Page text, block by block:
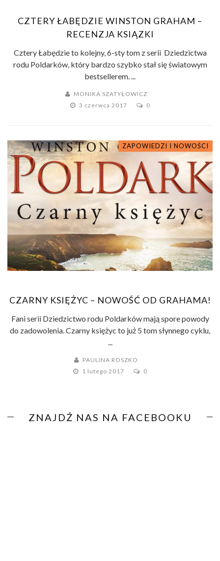
CZTERY ŁABĘDZIE WINSTON GRAHAM –
RECENZJA KSIĄZKI
Cztery Łabędzie to kolejny, 6-sty tom z serii Dziedzictwa
rodu Poldarków, który bardzo szybko stał się światowym
bestsellerem. ...
MONIKA SZATYŁOWICZ
3 czerwca 2017
0
ZAPOWIEDZI I NOWOŚCI
CZARNY KSIĘŻYC – NOWOŚĆ OD GRAHAMA!
Fani serii Dziedzictwo rodu Poldarków mają spore powody
do zadowolenia. Czarny księżyc to już 5 tom słynnego cyklu,
...
PAULINA ROSZKO
1 lutego 2017
0
ZNAJDŹ NAS NA FACEBOOKU